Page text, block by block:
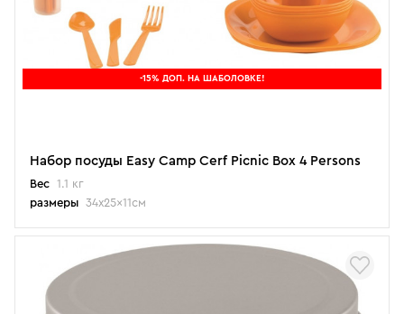
-15% ДОП. НА ШАБОЛОВКЕ!
Набор посуды Easy Camp Cerf Picnic Box 4 Persons
Вес
1.1 кг
размеры
34x25x11см